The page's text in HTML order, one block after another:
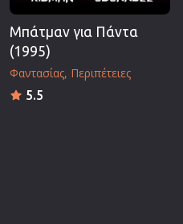
Μπάτμαν για Πάντα
(1995)
Φαντασίας Περιπέτειες
5.5